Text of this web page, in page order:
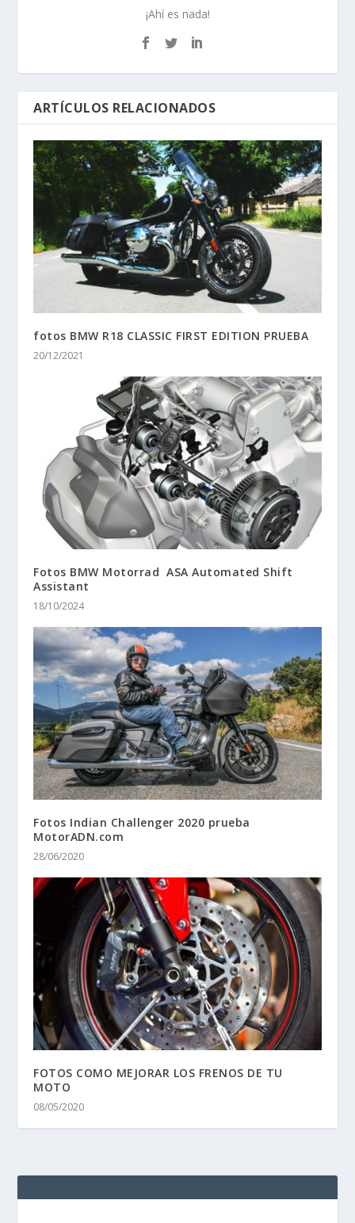
Probando y escribiendo sobre motos y motor hace
mucho, mucho tiempo. Ahora en MotorADN, hay que
dar un paso adelante para seguir probando lo mejor del
mundo del motor, y hacérselo llegar a la gente, desde
la técnica a las sensaciones de una forma entretenida
¡Ahí es nada!
ARTÍCULOS RELACIONADOS
fotos BMW R18 CLASSIC FIRST EDITION PRUEBA
20/12/2021
Fotos BMW Motorrad ASA Automated Shift
Assistant
18/10/2024
Fotos Indian Challenger 2020 prueba
MotorADN.com
28/06/2020